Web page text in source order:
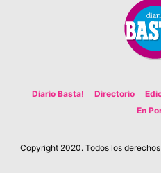
Diario Basta! Directorio
En
Copyright 2020. Todos los